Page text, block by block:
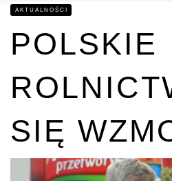
AKTUALNOŚCI
POLSKIE
SIĘ